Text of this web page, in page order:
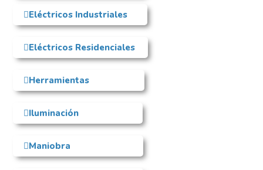
Eléctricos Industriales
Eléctricos Residenciales
Herramientas
Iluminación
Maniobra